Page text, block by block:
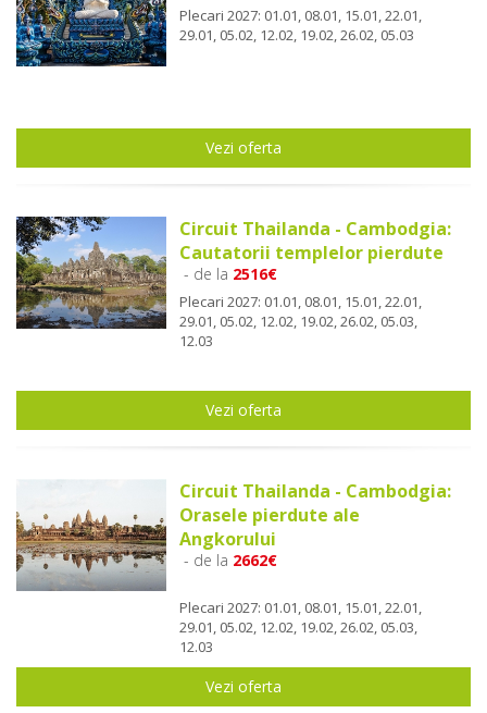
Plecari 2027: 01.01, 08.01, 15.01, 22.01,
29.01, 05.02, 12.02, 19.02, 26.02, 05.03
Vezi oferta
Circuit Thailanda - Cambodgia:
Cautatorii templelor pierdute
- de la 2516€
Plecari 2027: 01.01, 08.01, 15.01, 22.01,
29.01, 05.02, 12.02, 19.02, 26.02, 05.03,
12.03
Vezi oferta
Circuit Thailanda - Cambodgia:
Orasele pierdute ale
Angkorului
- de la 2662€
Plecari 2027: 01.01, 08.01, 15.01, 22.01,
29.01, 05.02, 12.02, 19.02, 26.02, 05.03,
12.03
Vezi oferta